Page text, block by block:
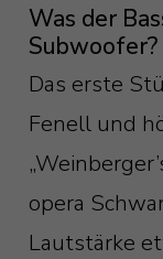
Was der
Das erste
Fenell und
opera
Lautstärke